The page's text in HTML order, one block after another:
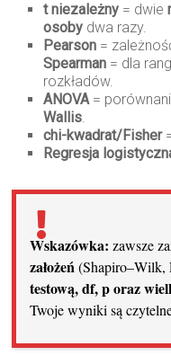
t niezależny = dwie
osoby dwa razy.
Pearson =
Spearman = dla
rozkładów.
ANOVA=
Wallis.
chi-kwadrat/Fisher
Regresja
Wskazówka: zawsze
założeń(Shapiro–Wilk,
testową, df, p oraz
Twoje wyniki są